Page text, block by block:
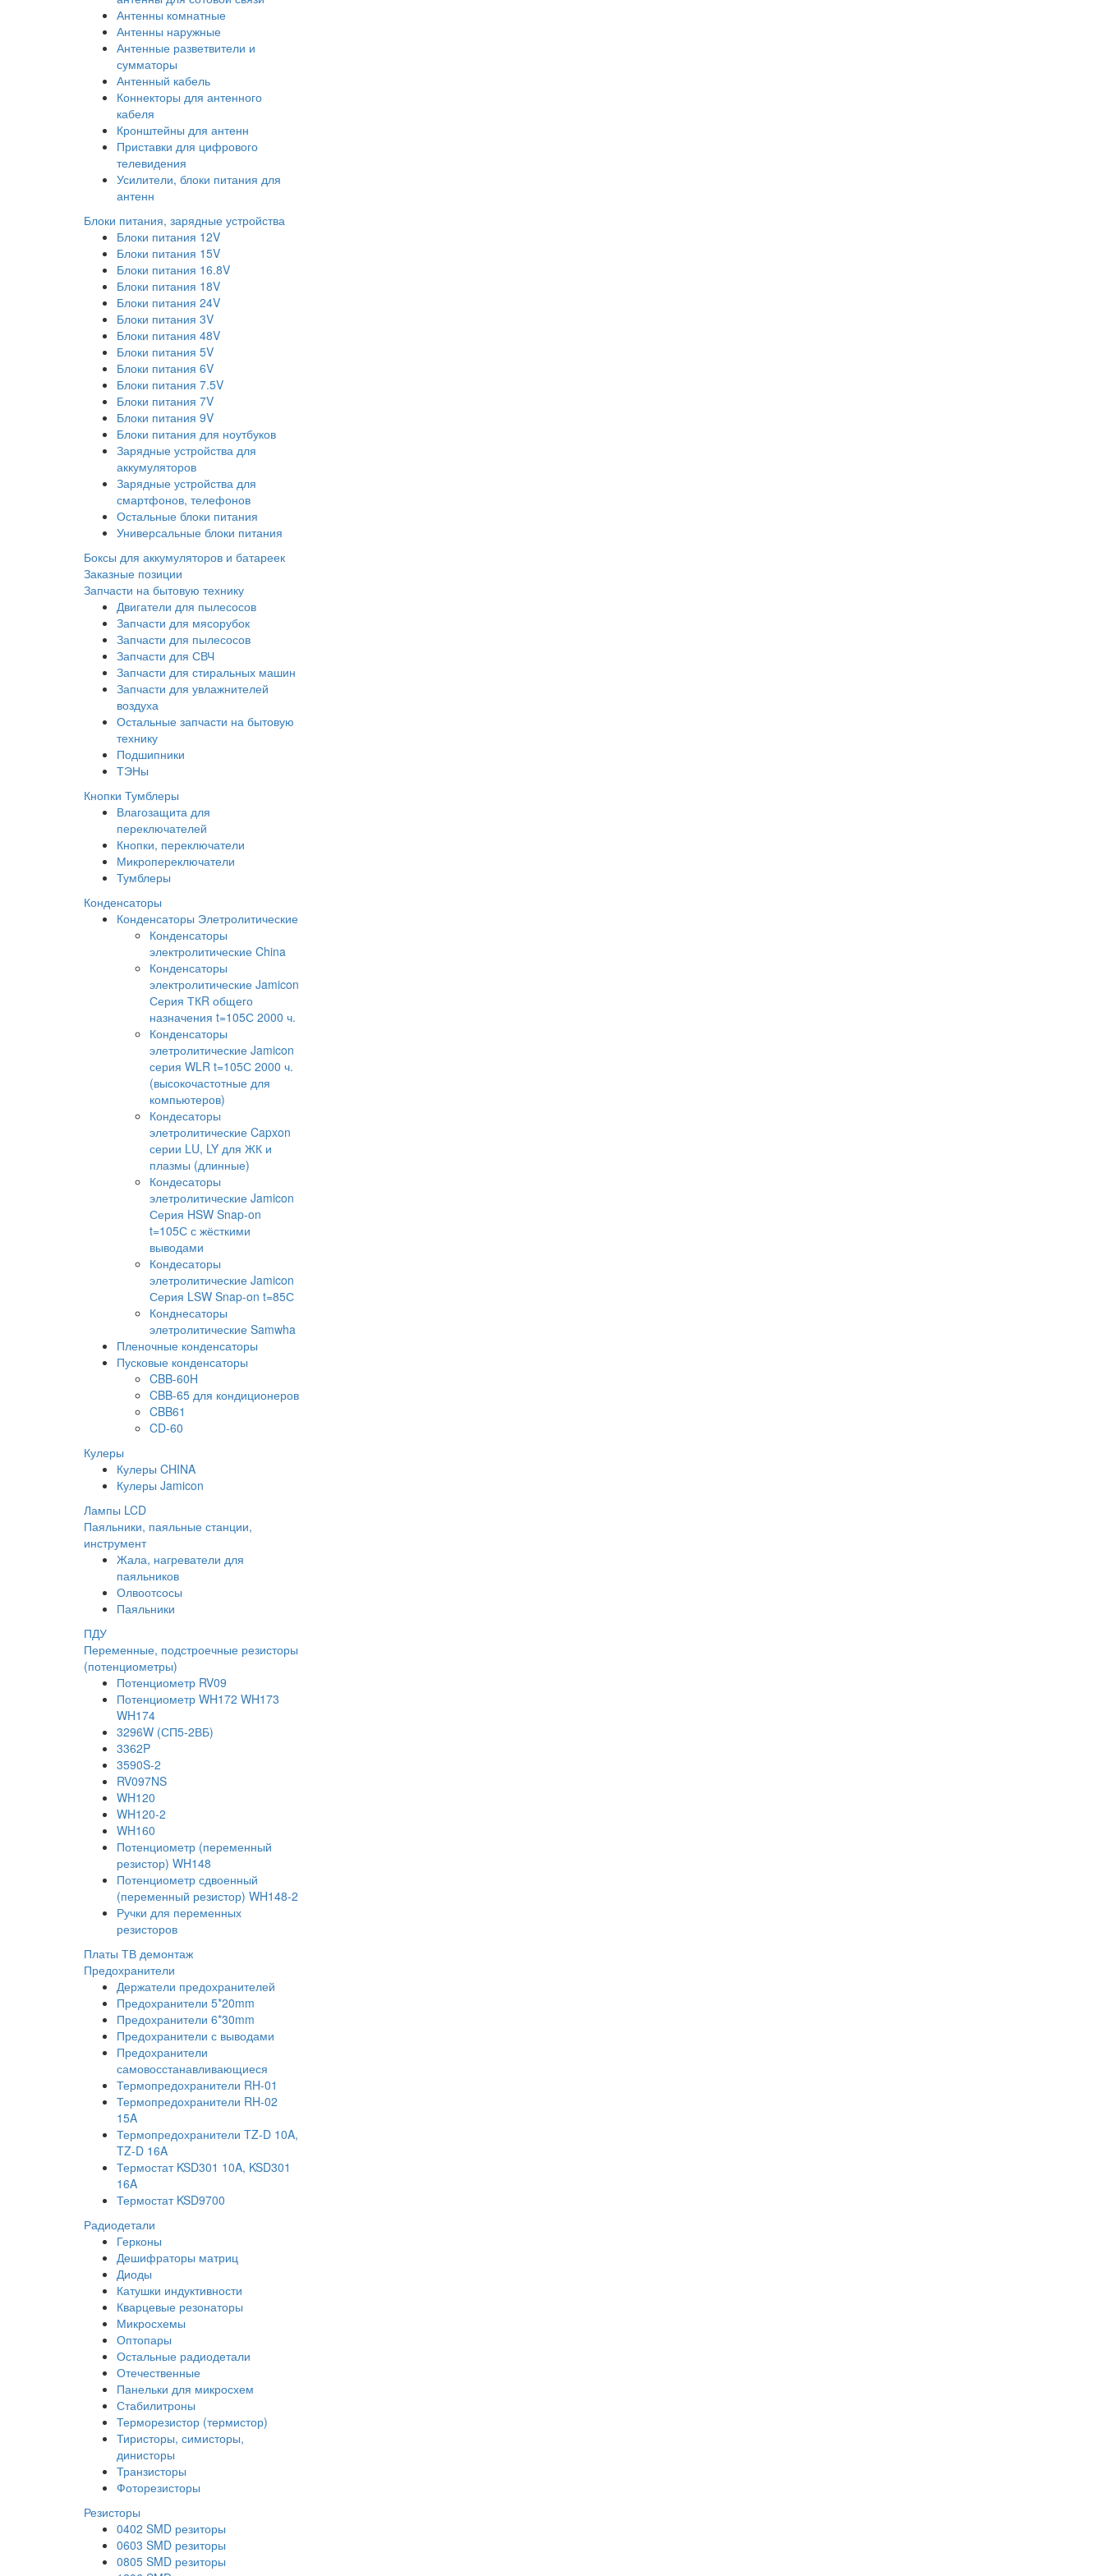
Антенны комнатные
Антенны наружные
Антенные разветвители и
сумматоры
Антенный кабель
Коннекторы для антенного
кабеля
Кронштейны для антенн
Приставки для цифрового
телевидения
Усилители, блоки питания для
антенн
Блоки питания, зарядные устройства
Блоки питания 12V
Блоки питания 15V
Блоки питания 16.8V
Блоки питания 18V
Блоки питания 24V
Блоки питания 3V
Блоки питания 48V
Блоки питания 5V
Блоки питания 6V
Блоки питания 7.5V
Блоки питания 7V
Блоки питания 9V
Блоки питания для ноутбуков
Зарядные устройства для
аккумуляторов
Зарядные устройства для
смартфонов, телефонов
Остальные блоки питания
Универсальные блоки питания
Боксы для аккумуляторов и батареек
Заказные позиции
Запчасти на бытовую технику
Двигатели для пылесосов
Запчасти для мясорубок
Запчасти для пылесосов
Запчасти для СВЧ
Запчасти для стиральных машин
Запчасти для увлажнителей
воздуха
Остальные запчасти на бытовую
технику
Подшипники
ТЭНы
Кнопки Тумблеры
Влагозащита для
переключателей
Кнопки, переключатели
Микропереключатели
Тумблеры
Конденсаторы
Конденсаторы Элетролитические
Конденсаторы
электролитические China
Конденсаторы
электролитические Jamicon
Серия ТКR общего
назначения t=105С 2000 ч.
Конденсаторы
элетролитические Jamicon
серия WLR t=105С 2000 ч.
(высокочастотные для
компьютеров)
Кондесаторы
элетролитические Capxon
серии LU, LY для ЖК и
плазмы (длинные)
Кондесаторы
элетролитические Jamicon
Серия HSW Snap-on
t=105С с жёсткими
выводами
Кондесаторы
элетролитические Jamicon
Серия LSW Snap-on t=85С
Конднесаторы
элетролитические Samwha
Пленочные конденсаторы
Пусковые конденсаторы
CBB-60H
CBB-65 для кондиционеров
CBB61
CD-60
Кулеры
Кулеры CHINA
Кулеры Jamicon
Лампы LCD
Паяльники, паяльные станции,
инструмент
Жала, нагреватели для
паяльников
Олвоотсосы
Паяльники
ПДУ
Переменные, подстроечные резисторы
(потенциометры)
Потенциометр RV09
Потенциометр WH172 WH173
WH174
3296W (СП5-2ВБ)
3362P
3590S-2
RV097NS
WH120
WH120-2
WH160
Потенциометр (переменный
резистор) WH148
Потенциометр сдвоенный
(переменный резистор) WH148-2
Ручки для переменных
резисторов
Платы ТВ демонтаж
Предохранители
Держатели предохранителей
Предохранители 5*20mm
Предохранители 6*30mm
Предохранители с выводами
Предохранители
самовосстанавливающиеся
Термопредохранители RH-01
Термопредохранители RH-02
15A
Термопредохранители TZ-D 10A,
TZ-D 16A
Термостат KSD301 10A, KSD301
16A
Термостат KSD9700
Радиодетали
Герконы
Дешифраторы матриц
Диоды
Катушки индуктивности
Кварцевые резонаторы
Микросхемы
Оптопары
Остальные радиодетали
Отечественные
Панельки для микросхем
Стабилитроны
Терморезистор (термистор)
Тиристоры, симисторы,
динисторы
Транзисторы
Фоторезисторы
Резисторы
0402 SMD резиторы
0603 SMD резиторы
0805 SMD резиторы